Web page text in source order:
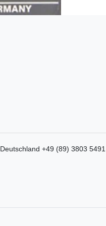
Deutschland +49 (89) 3803 5491